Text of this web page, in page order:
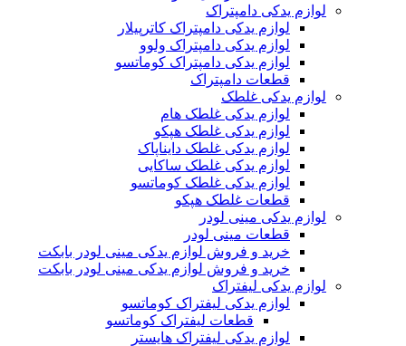
لوازم یدکی دامپتراک
لوازم یدکی دامپتراک کاترپیلار
لوازم یدکی دامپتراک ولوو
لوازم یدکی دامپتراک کوماتسو
قطعات دامپتراک
لوازم یدکی غلطک
لوازم یدکی غلطک هام
لوازم یدکی غلطک هپکو
لوازم یدکی غلطک دایناپاک
لوازم یدکی غلطک ساکایی
لوازم یدکی غلطک کوماتسو
قطعات غلطک هپکو
لوازم یدکی مینی لودر
قطعات مینی لودر
خرید و فروش لوازم یدکی مینی لودر بابکت
خرید و فروش لوازم یدکی مینی لودر بابکت
لوازم یدکی لیفتراک
لوازم یدکی لیفتراک کوماتسو
قطعات لیفتراک کوماتسو
لوازم یدکی لیفتراک هایستر